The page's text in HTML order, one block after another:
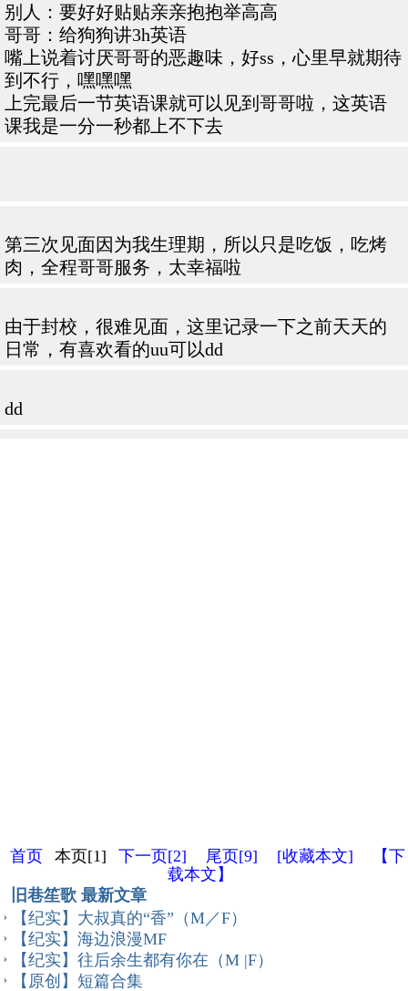
别人：要好好贴贴亲亲抱抱举高高
哥哥：给狗狗讲3h英语
嘴上说着讨厌哥哥的恶趣味，好ss，心里早就期待
到不行，嘿嘿嘿
上完最后一节英语课就可以见到哥哥啦，这英语
课我是一分一秒都上不下去
第三次见面因为我生理期，所以只是吃饭，吃烤
肉，全程哥哥服务，太幸福啦
由于封校，很难见面，这里记录一下之前天天的
日常，有喜欢看的uu可以dd
dd
首页 本页[1] 下一页[2] 尾页[9] [收藏本文]
【下
载本文】
旧巷笙歌 最新文章
【纪实】大叔真的“香”（M／F）
【纪实】海边浪漫MF
【纪实】往后余生都有你在（M |F）
【原创】短篇合集